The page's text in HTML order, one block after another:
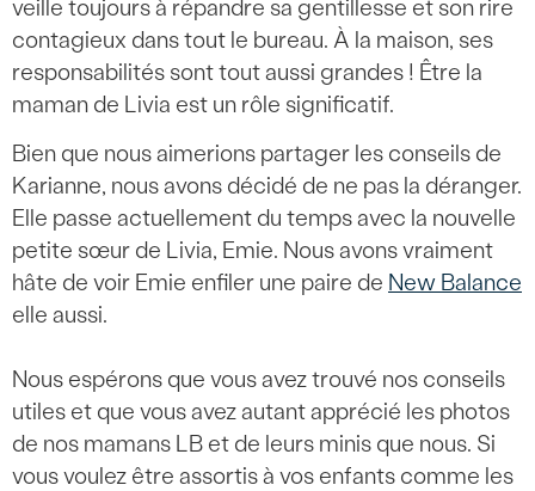
veille toujours à répandre sa gentillesse et son rire
contagieux dans tout le bureau. À la maison, ses
responsabilités sont tout aussi grandes ! Être la
maman de Livia est un rôle significatif.
Bien que nous aimerions partager les conseils de
Karianne, nous avons décidé de ne pas la déranger.
Elle passe actuellement du temps avec la nouvelle
petite sœur de Livia, Emie. Nous avons vraiment
hâte de voir Emie enfiler une paire de New Balance
elle aussi.
Nous espérons que vous avez trouvé nos conseils
utiles et que vous avez autant apprécié les photos
de nos mamans LB et de leurs minis que nous. Si
vous voulez être assortis à vos enfants comme les